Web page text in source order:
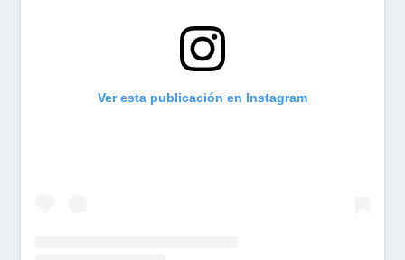
Ver esta publicación en Instagram